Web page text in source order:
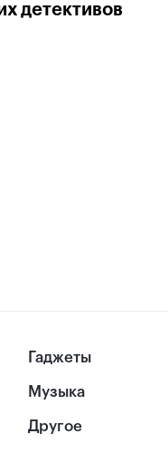
детективов
Гаджеты
Музыка
Другое